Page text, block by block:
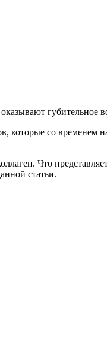
губительное
которые со
Что
статьи.